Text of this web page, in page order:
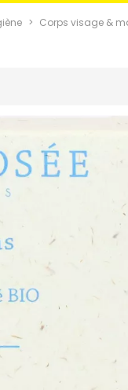
Corps visage &